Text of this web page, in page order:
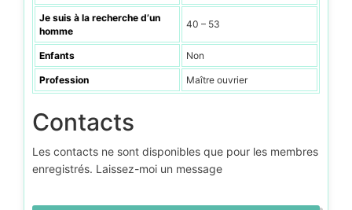
Je suis à la recherche d’un
homme
40 – 53
Enfants Non
Profession Maître ouvrier
Contacts
Les contacts ne sont disponibles que pour les membres
enregistrés. Laissez-moi un message